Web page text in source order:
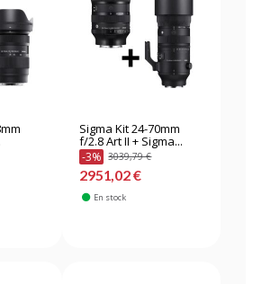
Sigma Kit 24-70mm
f/2.8 Art II + Sigma...
-3% 3039,79 €
2951,02 €
En stock